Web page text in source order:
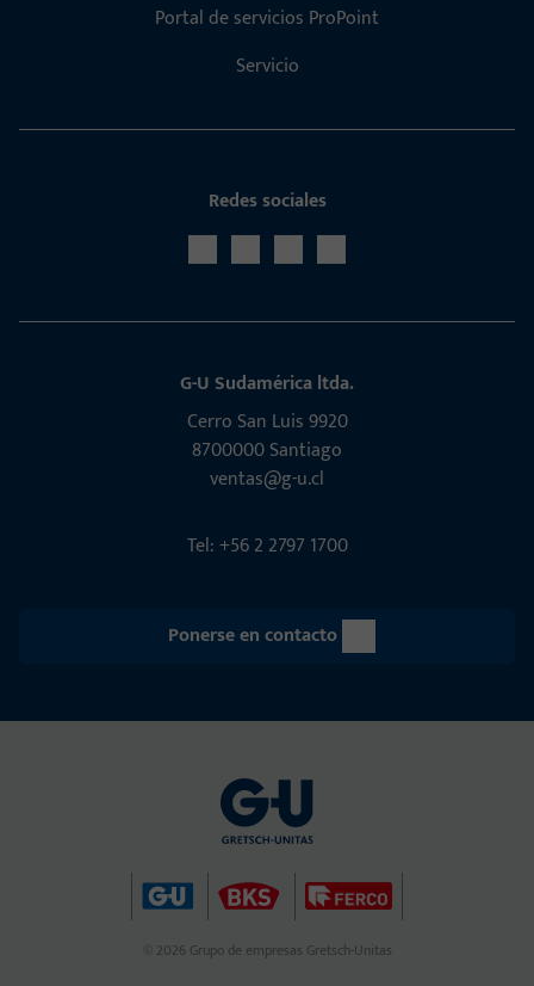
Portal de servicios ProPoint
Servicio
Redes sociales
G-U Sudamérica ltda.
Cerro San Luis 9920
8700000 Santiago
ventas@g-u.cl
Tel: +56 2 2797 1700
Ponerse en contacto
© 2026 Grupo de empresas Gretsch-Unitas